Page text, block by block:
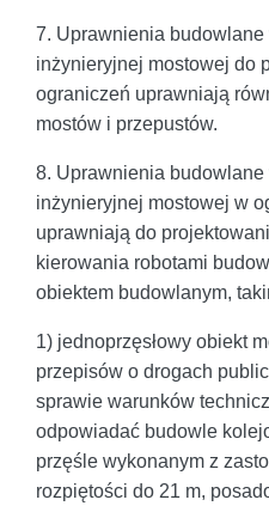
7. Uprawnienia
inżynieryjnej mostowej do
ograniczeń uprawniają
mostów i przepustów.
8. Uprawnienia
inżynieryjnej mostowej w
uprawniają do
kierowania robotami
obiektem budowlanym,
1) jednoprzęsłowy obiekt
przepisów o drogach
sprawie warunków
odpowiadać budowle
przęśle wykonanym z
rozpiętości do 21 m,